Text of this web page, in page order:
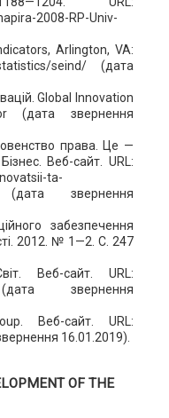
2008-RP-Univ-
Arlington, VA:
seind/ (дата
Global Innovation
(дата звернення
права. Це —
Веб-сайт. URL:
ta-
(дата звернення
забезпечення
2012. № 1—2. С. 247
Веб-сайт. URL:
(дата звернення
Веб-сайт. URL:
16.01.2019).
OF THE